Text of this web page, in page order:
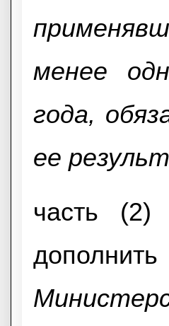
менее
года,
ее
часть (2)